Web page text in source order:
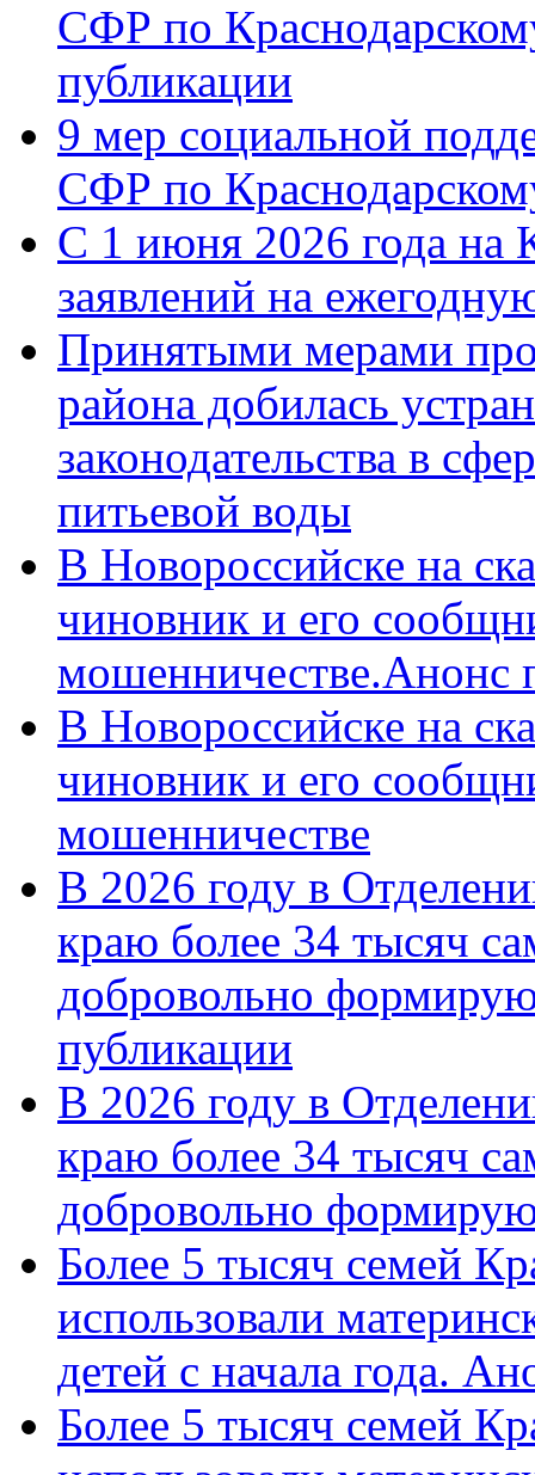
СФР по
публикации
9 мер социальной
СФР по
С 1 июня 2026 года на
заявлений на
Принятыми мерами
района добилась
законодательства в
питьевой воды
В Новороссийске на
чиновник и его
мошенничестве.Анонс
В Новороссийске на
чиновник и его
мошенничестве
В 2026 году в
краю более 34 тысяч
добровольно
публикации
В 2026 году в
краю более 34 тысяч
добровольно
Более 5 тысяч семей
использовали
детей с начала года.
Более 5 тысяч семей